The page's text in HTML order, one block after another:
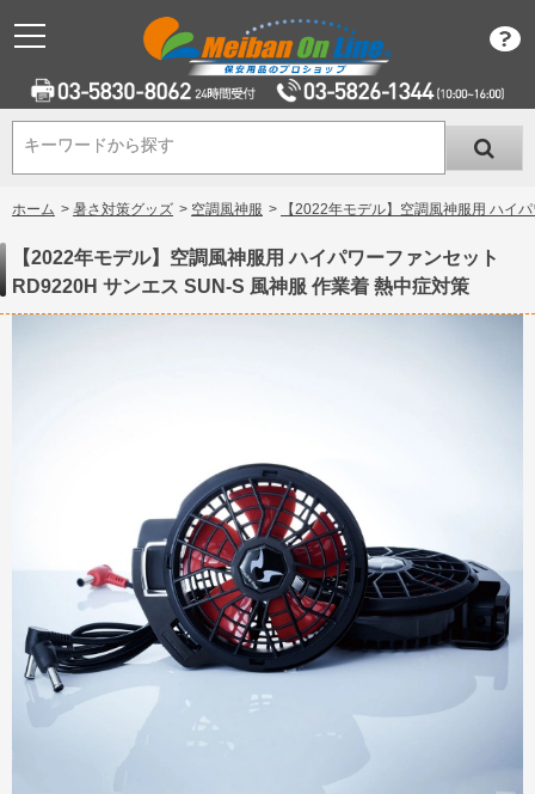
キーワードから探す
キーワードから探す
ホーム > 暑さ対策グッズ > 空調風神服 > 【2022年モデル】空調風神服用 ハイ
【2022年モデル】空調風神服用 ハイパワーファンセット
RD9220H サンエス SUN-S 風神服 作業着 熱中症対策